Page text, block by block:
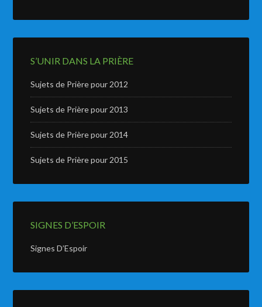
S’UNIR DANS LA PRIÈRE
Sujets de Prière pour 2012
Sujets de Prière pour 2013
Sujets de Prière pour 2014
Sujets de Prière pour 2015
SIGNES D’ESPOIR
Signes D’Espoir